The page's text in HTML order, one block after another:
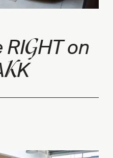
RIGHT on
KK